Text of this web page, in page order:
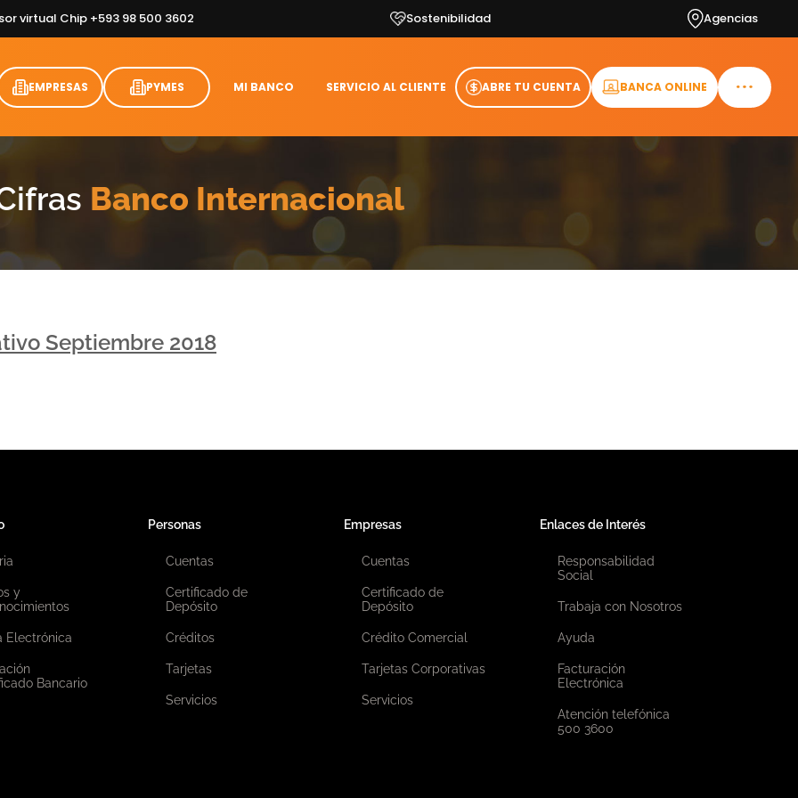
virtual Chip +593 98 500 3602 Sostenibilidad Agencias
EMPRESAS PYMES MI BANCO SERVICIO AL CLIENTE ABRE TU CUENTA BANCA ONLINE
Banco Internacional
Septiembre 2018
y
Electrónica
Bancario
Personas
Cuentas
Certificado de
Depósito
Créditos
Tarjetas
Servicios
Empresas
Cuentas
Certificado de
Depósito
Crédito Comercial
Tarjetas Corporativas
Servicios
Enlaces de Interés
Responsabilidad
Social
Trabaja con Nosotros
Ayuda
Facturación
Electrónica
Atención telefónica
500 3600